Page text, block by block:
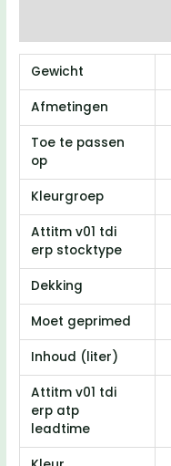
Gewicht
Afmetingen
Toe te passen
op
Kleurgroep
Attitm v01 tdi
erp stocktype
Dekking
Moet geprimed
Inhoud (liter)
Attitm v01 tdi
erp atp
leadtime